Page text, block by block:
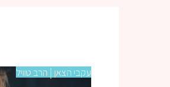
עקבי הצאן | הרב טוויל